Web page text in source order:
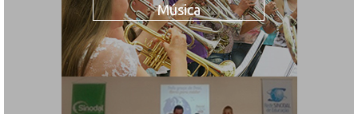
Música